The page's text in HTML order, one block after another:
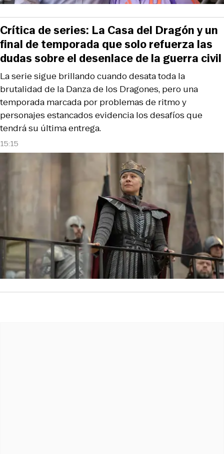
15:15
La serie sigue brillando cuando desata toda la
brutalidad de la Danza de los Dragones, pero una
temporada marcada por problemas de ritmo y
personajes estancados evidencia los desafíos que
tendrá su última entrega.
Crítica de series: La Casa del Dragón y un
final de temporada que solo refuerza las
dudas sobre el desenlace de la guerra civil